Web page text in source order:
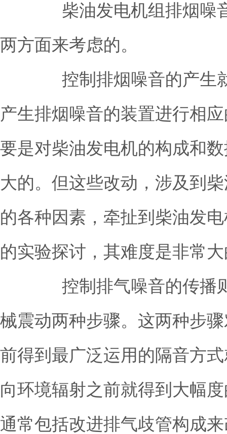
柴油发电机组排烟噪音的
两方面来考虑的。
控制排烟噪音的产生就是
产生排烟噪音的装置进行相
要是对柴油发电机的构成和
大的。但这些改动，涉及到
的各种因素，牵扯到柴油发
的实验探讨，其难度是非常
控制排气噪音的传播则详
械震动两种步骤。这两种步
前得到最广泛运用的隔音方
向环境辐射之前就得到大幅
通常包括改进排气歧管构成